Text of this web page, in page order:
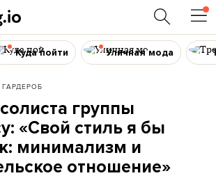
Куда пойти Уличная мода
ГАРДЕРОБ
группы
«Свой стиль я бы
минимализм и
отношение»